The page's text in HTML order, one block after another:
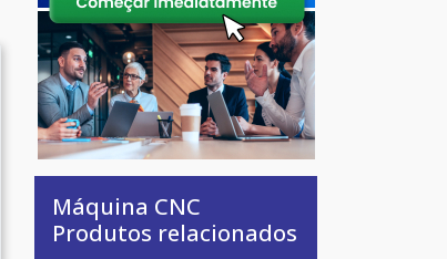
Máquina CNC
Produtos relacionados